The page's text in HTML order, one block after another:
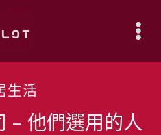
生活
– 他們選用的人